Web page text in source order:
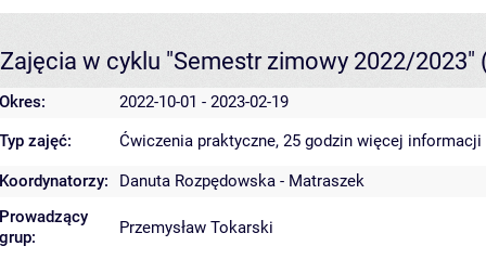
Zajęcia w cyklu "Semestr zimowy 2022/2023"
Okres:
2022-10-01 - 2023-02-19
Typ zajęć:
Ćwiczenia praktyczne, 25 godzin więcej informacji
Koordynatorzy:
Danuta Rozpędowska - Matraszek
Prowadzący
grup:
Przemysław Tokarski